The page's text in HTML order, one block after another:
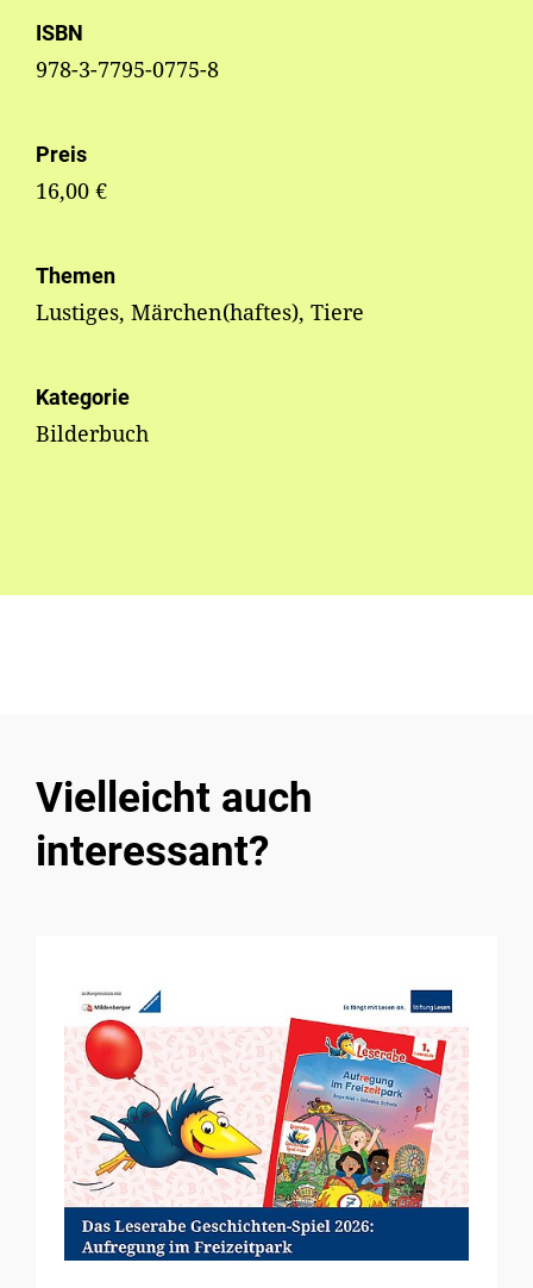
ISBN
978-3-7795-0775-8
Preis
16,00 €
Themen
Lustiges, Märchen(haftes), Tiere
Kategorie
Bilderbuch
Vielleicht auch
interessant?